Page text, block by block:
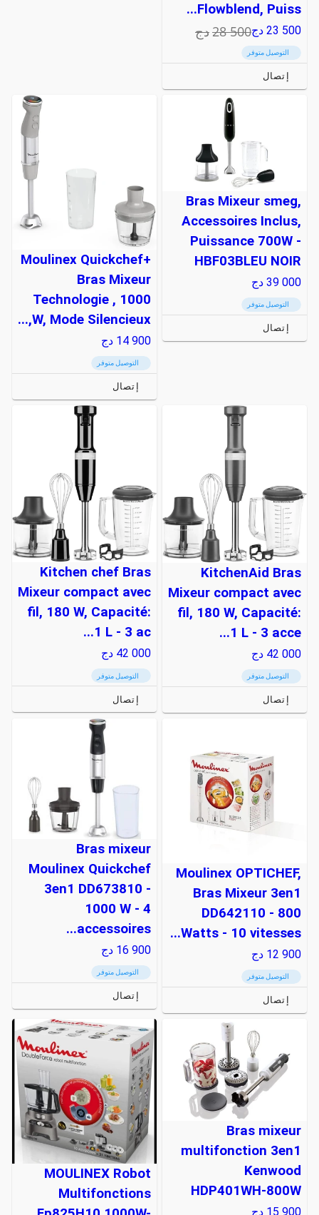
Flowblend, Puiss...
23 500 دج28 500دج
التوصيل متوفر
إتصال
Bras Mixeur smeg,
Accessoires Inclus,
Puissance 700W -
HBF03BLEU NOIR
39 000 دج
التوصيل متوفر
إتصال
Moulinex Quickchef+
Bras Mixeur
Technologie , 1000
W, Mode Silencieux,...
14 900 دج
التوصيل متوفر
إتصال
KitchenAid Bras
Mixeur compact avec
fil, 180 W, Capacité:
1 L - 3 acce...
42 000 دج
التوصيل متوفر
إتصال
Kitchen chef Bras
Mixeur compact avec
fil, 180 W, Capacité:
1 L - 3 ac...
42 000 دج
التوصيل متوفر
إتصال
Moulinex OPTICHEF,
Bras Mixeur 3en1
DD642110 - 800
Watts - 10 vitesses...
12 900 دج
التوصيل متوفر
إتصال
Bras mixeur
Moulinex Quickchef
3en1 DD673810 -
1000 W - 4
accessoires...
16 900 دج
التوصيل متوفر
إتصال
Bras mixeur
multifonction 3en1
Kenwood
HDP401WH-800W
15 900 دج
MOULINEX Robot
Multifonctions